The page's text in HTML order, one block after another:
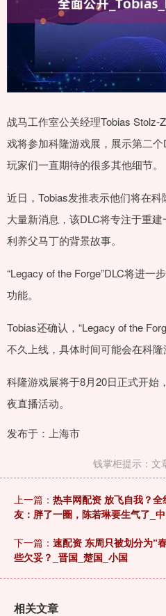
战马工作室公关经理Tobias Stolz-
戏将参加科隆游戏展，展示第二个
玩家们一直期待的很多其他细节。
近日，Tobias发推表示他们将在
大量新消息，该DLC将专注于重
利养父马丁的背景故事。
“Legacy of the Forge”DLC将进一
功能。
Tobias还确认，“Legacy of the
不久上线，具体时间可能会在科隆
科隆游戏展将于8月20日正式开始
夜直播活动。
发布于：上海市
钱掌柜提示：文
上一篇： 热丰网配资 放飞自我？
友：胖了一圈，陈若琳要生气了_
下一篇： 速配资 东周只被划分为“
些欠妥？_晋国_楚国_小国
相关文章